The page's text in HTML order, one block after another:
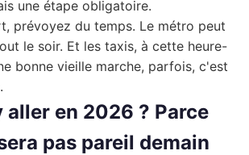
une étape obligatoire.
prévoyez du temps. Le métro peut
le soir. Et les taxis, à cette heure-
bonne vieille marche, parfois, c'est
aller en 2026 ? Parce
pas pareil demain